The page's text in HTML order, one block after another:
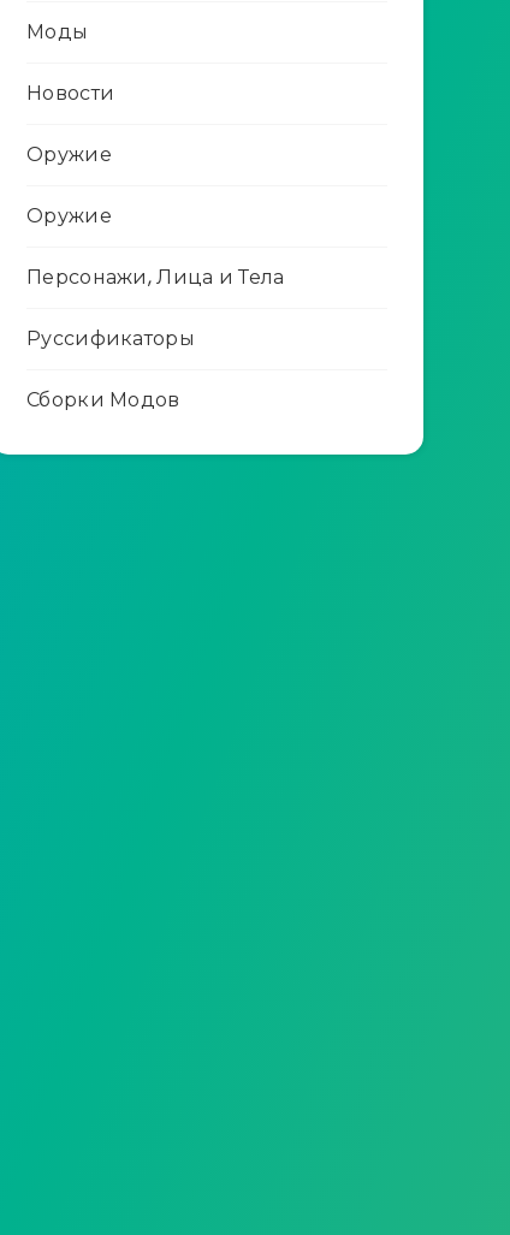
Моды
Новости
Оружие
Оружие
Персонажи, Лица и Тела
Руссификаторы
Сборки Модов